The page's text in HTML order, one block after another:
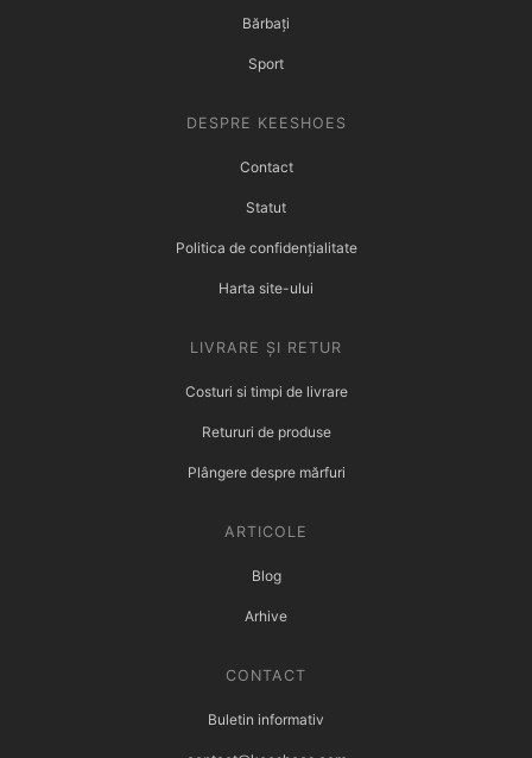
Bărbați
Sport
DESPRE KEESHOES
Contact
Statut
Politica de confidențialitate
Harta site-ului
LIVRARE ȘI RETUR
Costuri si timpi de livrare
Retururi de produse
Plângere despre mărfuri
ARTICOLE
Blog
Arhive
CONTACT
Buletin informativ